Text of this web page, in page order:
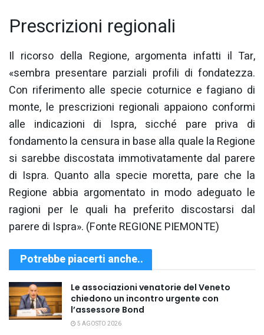
Prescrizioni regionali
Il ricorso della Regione, argomenta infatti il Tar,
«sembra presentare parziali profili di fondatezza.
Con riferimento alle specie coturnice e fagiano di
monte, le prescrizioni regionali appaiono conformi
alle indicazioni di Ispra, sicché pare priva di
fondamento la censura in base alla quale la Regione
si sarebbe discostata immotivatamente dal parere
di Ispra. Quanto alla specie moretta, pare che la
Regione abbia argomentato in modo adeguato le
ragioni per le quali ha preferito discostarsi dal
parere di Ispra». (Fonte REGIONE PIEMONTE)
Potrebbe piacerti anche..
Le associazioni venatorie del Veneto
chiedono un incontro urgente con
l’assessore Bond
5 AGOSTO 2026